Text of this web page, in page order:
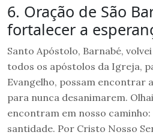
6. Oração de São
fortalecer a
Santo Apóstolo, Barnabé,
todos os apóstolos da Igreja,
Evangelho, possam encontrar
para nunca desanimarem.
encontram em nosso caminho:
santidade. Por Cristo Nosso